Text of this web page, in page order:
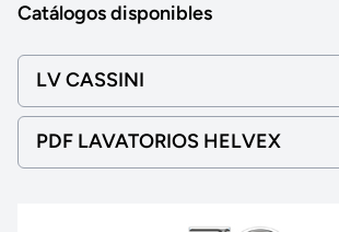
Catálogos disponibles
LV CASSINI
PDF LAVATORIOS HELVEX